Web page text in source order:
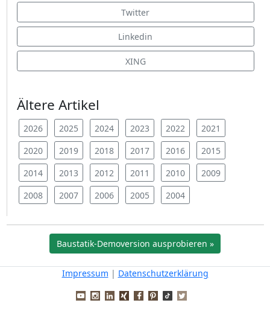
Twitter
Linkedin
XING
Ältere Artikel
2026 2025 2024 2023 2022
2021
2020
2019 2018 2017 2016
2015
2014
2013 2012 2011 2010
2009
2008
2007 2006 2005 2004
Baustatik-Demoversion ausprobieren »
Impressum | Datenschutzerklärung